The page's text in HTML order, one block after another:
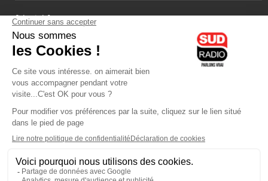
fiducial.fr
lyoncapitale.fr
olympique-et-lyonnais.com
L'application Iphone / Android
Téléchargez l'application
Les cookies
Gestion des cookies